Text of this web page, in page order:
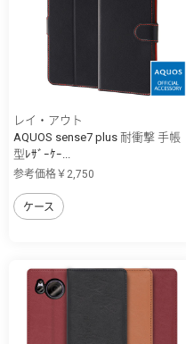
レイ・アウト
AQUOS sense7 plus 耐衝撃 手帳
型ﾚｻﾞｰｹｰ...
参考価格￥2,750
ケース